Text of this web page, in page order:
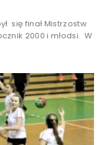
się finał Mistrzostw
2000 i młodsi. W